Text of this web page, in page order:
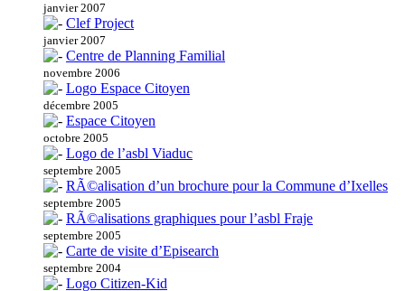
janvier 2007
Clef Project
janvier 2007
Centre de Planning Familial
novembre 2006
Logo Espace Citoyen
décembre 2005
Espace Citoyen
octobre 2005
Logo de l’asbl Viaduc
septembre 2005
RÃ©alisation d’un brochure pour la Commune d’Ixelles
septembre 2005
RÃ©alisations graphiques pour l’asbl Fraje
septembre 2005
Carte de visite d’Episearch
septembre 2004
Logo Citizen-Kid